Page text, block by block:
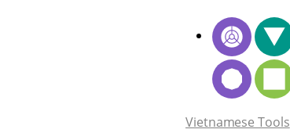
Vietnamese Tools